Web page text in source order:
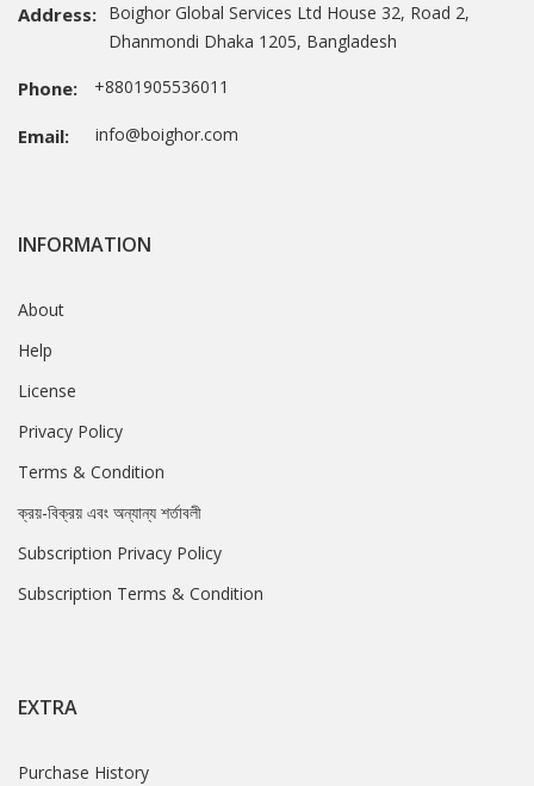
Address: Boighor Global Services Ltd House 32, Road 2,
Dhanmondi Dhaka 1205, Bangladesh
Phone: +8801905536011
Email: info@boighor.com
INFORMATION
About
Help
License
Privacy Policy
Terms & Condition
ক্রয়-বিক্রয় এবং অন্যান্য শর্তাবলী
Subscription Privacy Policy
Subscription Terms & Condition
EXTRA
Purchase History